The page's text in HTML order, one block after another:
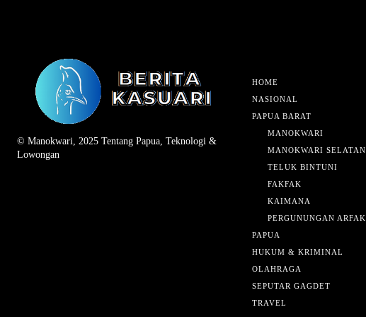
© Manokwari, 2025 Tentang Papua, Teknologi &
Lowongan
HOME
NASIONAL
PAPUA BARAT
MANOKWARI
MANOKWARI SELATAN
TELUK BINTUNI
FAKFAK
KAIMANA
PERGUNUNGAN ARFAK
PAPUA
HUKUM & KRIMINAL
OLAHRAGA
SEPUTAR GAGDET
TRAVEL